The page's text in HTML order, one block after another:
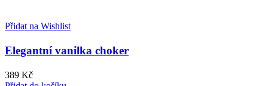
Přidat na Wishlist
Elegantní vanilka choker
389 Kč